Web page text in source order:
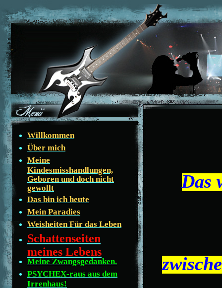
Willkommen
Über mich
Meine
Kindesmisshandlungen,
Geboren und doch nicht
gewollt
Das bin ich heute
Mein Paradies
Weisheiten Für das Leben
Schattenseiten
meines Lebens
Meine Zwangsgedanken.
PSYCHEX-raus aus dem
Irrenhaus!
Das